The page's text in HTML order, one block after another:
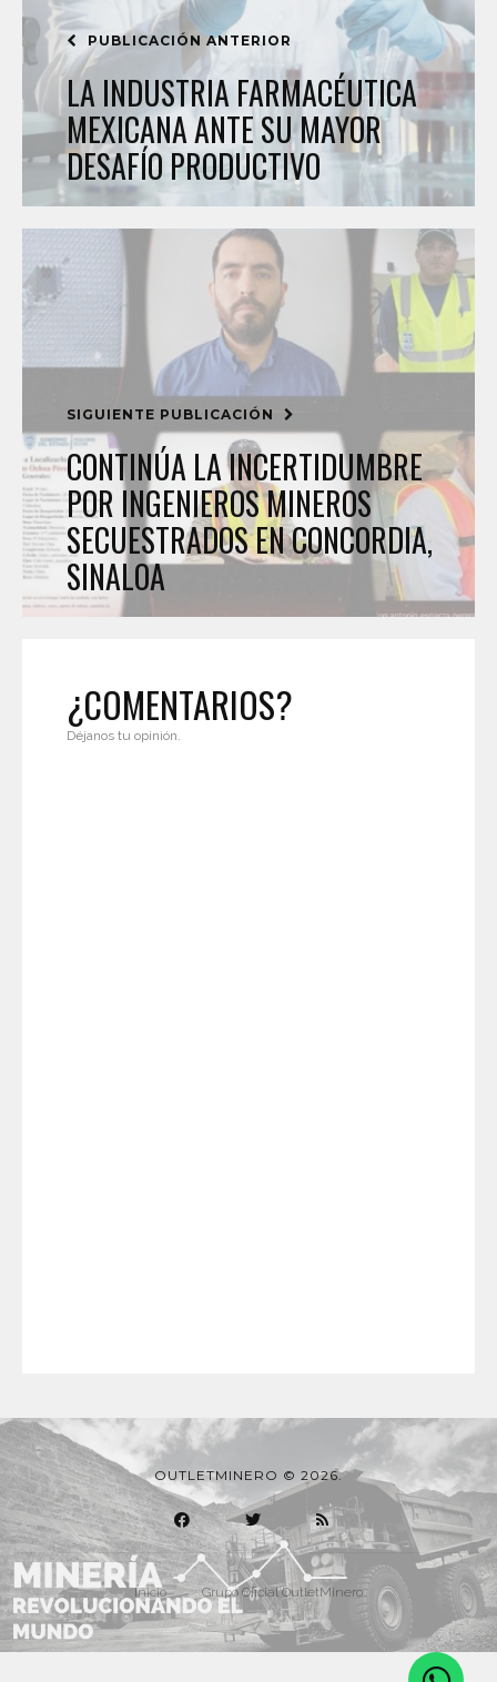
PUBLICACIÓN ANTERIOR
LA INDUSTRIA FARMACÉUTICA
MEXICANA ANTE SU MAYOR
DESAFÍO PRODUCTIVO
SIGUIENTE PUBLICACIÓN
CONTINÚA LA INCERTIDUMBRE
POR INGENIEROS MINEROS
SECUESTRADOS EN CONCORDIA,
SINALOA
¿COMENTARIOS?
Déjanos tu opinión.
OUTLETMINERO © 2026.
Inicio Grupo Oficial OutletMinero